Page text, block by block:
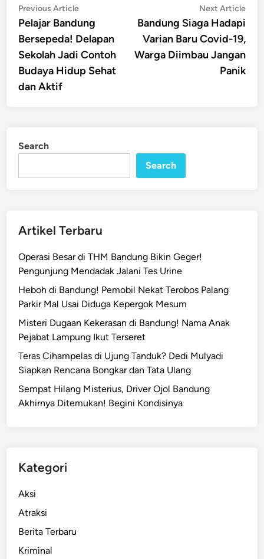
Post
navigation
Previous ArticlePrevious
article:
Pelajar Bandung
Bersepeda! Delapan
Sekolah Jadi Contoh
Budaya Hidup Sehat
dan Aktif
Next Article
Bandung Siaga Hadapi
Varian Baru Covid-19,
Warga Diimbau Jangan
Panik
Search
Search
Artikel Terbaru
Operasi Besar di THM Bandung Bikin Geger!
Pengunjung Mendadak Jalani Tes Urine
Heboh di Bandung! Pemobil Nekat Terobos Palang
Parkir Mal Usai Diduga Kepergok Mesum
Misteri Dugaan Kekerasan di Bandung! Nama Anak
Pejabat Lampung Ikut Terseret
Teras Cihampelas di Ujung Tanduk? Dedi Mulyadi
Siapkan Rencana Bongkar dan Tata Ulang
Sempat Hilang Misterius, Driver Ojol Bandung
Akhirnya Ditemukan! Begini Kondisinya
Kategori
Aksi
Atraksi
Berita Terbaru
Kriminal